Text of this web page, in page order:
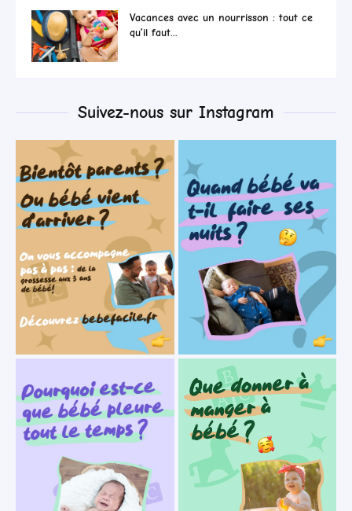
Vacances avec un nourrisson : tout ce
qu’il faut...
Suivez-nous sur Instagram